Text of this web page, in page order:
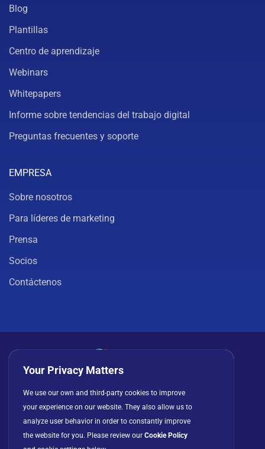
Blog
Plantillas
Centro de aprendizaje
Webinars
Whitepapers
Informe sobre tendencias del trabajo digital
Preguntas frecuentes y soporte
EMPRESA
Sobre nosotros
Para líderes de marketing
Prensa
Socios
Contáctenos
Política de privacidad Cookies
Acuerdo de licencia
Your Privacy Matters
We use our own and third-party cookies to improve
your experience on our website. They also allow us to
analyze user behavior in order to constantly improve
the website for you. Please review our Cookie Policy